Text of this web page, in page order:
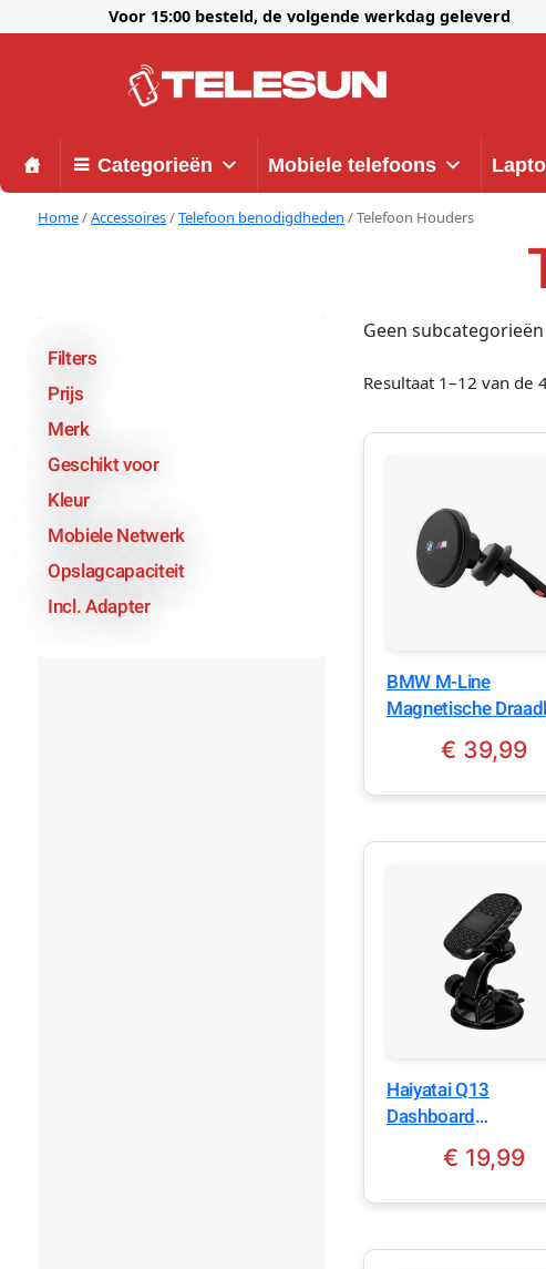
Voor 15:00 besteld, de volgende werkdag geleverd
Categorieën Mobiele telefoons
Home/Accessoires/Telefoon benodigdheden / Telefoon Houders
Geen
Resultaat 1–12 van
BMW M-Line
Magnetische
auto oplader – 15W
€ 39,99
Haiyatai Q13
Dashboard
Magnetische
Smartphone Houder
Zwart
€ 19,99
Filters
Prijs
Merk
Geschikt voor
Kleur
Mobiele Netwerk
Opslagcapaciteit
Incl. Adapter